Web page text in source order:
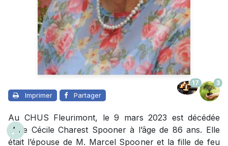
Imprimer Partager
17 3
Au CHUS Fleurimont, le 9 mars 2023 est décédée
Mme Cécile Charest Spooner à l’âge de 86 ans. Elle
était l’épouse de M. Marcel Spooner et la fille de feu